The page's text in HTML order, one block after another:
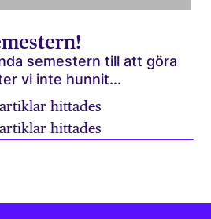
semestern till att göra
vi inte hunnit...
hittades
hittades